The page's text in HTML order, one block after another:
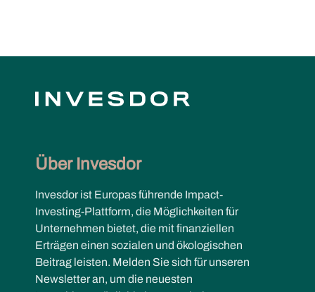
Über Invesdor
Invesdor ist Europas führende Impact-
Investing-Plattform, die Möglichkeiten für
Unternehmen bietet, die mit finanziellen
Erträgen einen sozialen und ökologischen
Beitrag leisten. Melden Sie sich für unseren
Newsletter an, um die neuesten